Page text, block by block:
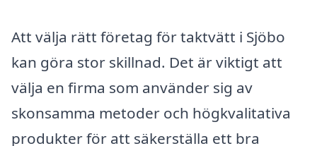
Att välja rätt företag för taktvätt i Sjöbo
kan göra stor skillnad. Det är viktigt att
välja en firma som använder sig av
skonsamma metoder och högkvalitativa
produkter för att säkerställa ett bra